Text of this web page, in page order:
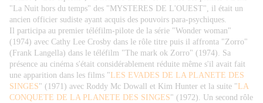
"La Nuit hors du temps" des "MYSTERES DE L'OUEST", il était un
ancien officier sudiste ayant acquis des pouvoirs para-psychiques.
Il participa au premier téléfilm-pilote de la série "Wonder woman"
(1974) avec Cathy Lee Crosby dans le rôle titre puis il affronta "Zorro"
(Frank Langella) dans le téléfilm "The mark ok Zorro" (1974). Sa
présence au cinéma s'était considérablement réduite même s'il avait fait
une apparition dans les films "LES EVADES DE LA PLANETE DES
SINGES" (1971) avec Roddy Mc Dowall et Kim Hunter et la suite "LA
CONQUETE DE LA PLANETE DES SINGES" (1972). Un second rôle